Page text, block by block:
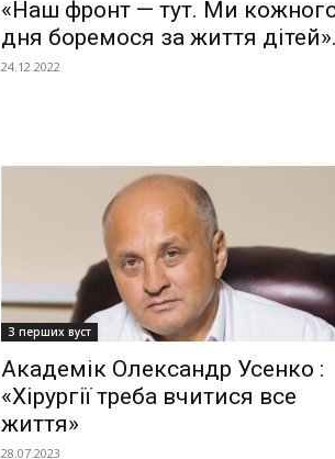
«Наш фронт — тут. Ми
дня боремося за життя
24.12.2022
З перших вуст
Академік Олександр Усенко :
«Хірургії треба вчитися все
життя»
28.07.2023